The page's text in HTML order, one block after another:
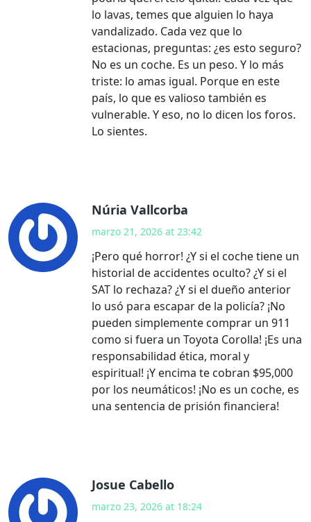
lo lavas, temes que alguien lo haya
vandalizado. Cada vez que lo
estacionas, preguntas: ¿es esto seguro?
No es un coche. Es un peso. Y lo más
triste: lo amas igual. Porque en este
país, lo que es valioso también es
vulnerable. Y eso, no lo dicen los foros.
Lo sientes.
Núria Vallcorba
marzo 21, 2026 at 23:42
¡Pero qué horror! ¿Y si el coche tiene un
historial de accidentes oculto? ¿Y si el
SAT lo rechaza? ¿Y si el dueño anterior
lo usó para escapar de la policía? ¡No
pueden simplemente comprar un 911
como si fuera un Toyota Corolla! ¡Es una
responsabilidad ética, moral y
espiritual! ¡Y encima te cobran $95,000
por los neumáticos! ¡No es un coche, es
una sentencia de prisión financiera!
Josue Cabello
marzo 23, 2026 at 18:24